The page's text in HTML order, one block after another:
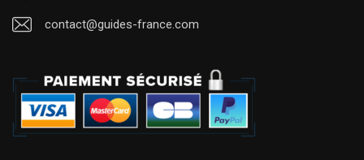
contact@guides-france.com